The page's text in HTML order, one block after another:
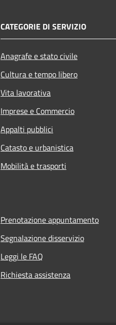
CATEGORIE DI SERVIZIO
Anagrafe e stato civile
Cultura e tempo libero
Vita lavorativa
Imprese e Commercio
Appalti pubblici
Catasto e urbanistica
Mobilità e trasporti
Prenotazione appuntamento
Segnalazione disservizio
Leggi le FAQ
Richiesta assistenza